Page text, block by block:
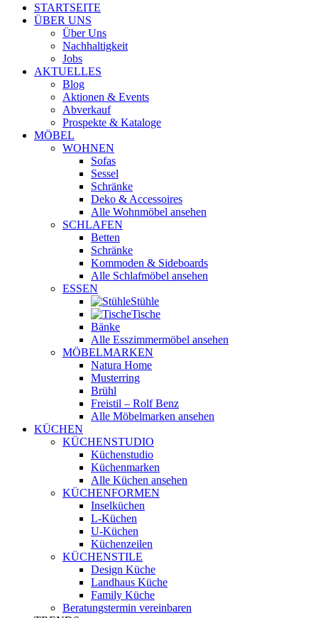
STARTSEITE
ÜBER UNS
Über Uns
Nachhaltigkeit
Jobs
AKTUELLES
Blog
Aktionen & Events
Abverkauf
Prospekte & Kataloge
MÖBEL
WOHNEN
Sofas
Sessel
Schränke
Deko & Accessoires
Alle Wohnmöbel ansehen
SCHLAFEN
Betten
Schränke
Kommoden & Sideboards
Alle Schlafmöbel ansehen
ESSEN
Stühle
Tische
Bänke
Alle Esszimmermöbel ansehen
MÖBELMARKEN
Natura Home
Musterring
Brühl
Freistil – Rolf Benz
Alle Möbelmarken ansehen
KÜCHEN
KÜCHENSTUDIO
Küchenstudio
Küchenmarken
Alle Küchen ansehen
KÜCHENFORMEN
Inselküchen
L-Küchen
U-Küchen
Küchenzeilen
KÜCHENSTILE
Design Küche
Landhaus Küche
Family Küche
Beratungstermin vereinbaren